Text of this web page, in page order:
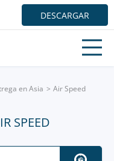
DESCARGAR
en Asia Air Speed
SPEED